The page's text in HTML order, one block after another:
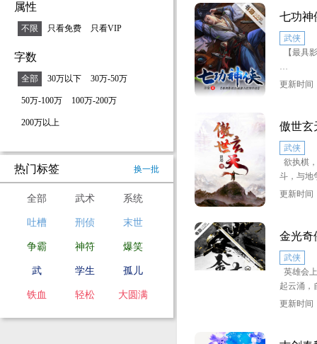
属性
不限 只看免费 只看VIP
字数
全部 30万以下 30万-50万
50万-100万 100万-200万
200万以上
热门标签 换一批
全部 武术 系统
吐槽 刑侦 末世
争霸 神符 爆笑
武 学生 孤儿
铁血 轻松 大圆满
翅，替男
管理，等
队中所
人必须
军队时常
护天下治
但江湖混
其中主要
兰雨堂，
这本书
国之心，
七功神
武侠
【最具
四川作协
自古江湖
霸武林
衰，盛
律。
之际，却
后，几乎
庄和血帝
些邪恶
姓，杀人
风，而且
更新时间
傲世玄
武侠
欲执棋
斗，与地
千年难得
命运开始
颜，黑
琊，杀
醒，历经
更新时间
金光奇
武侠
英雄会
起云涌，
多人，唯
更新时间